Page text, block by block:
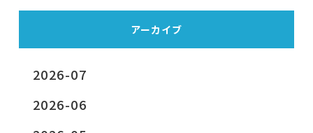
アーカイブ
2026-07
2026-06